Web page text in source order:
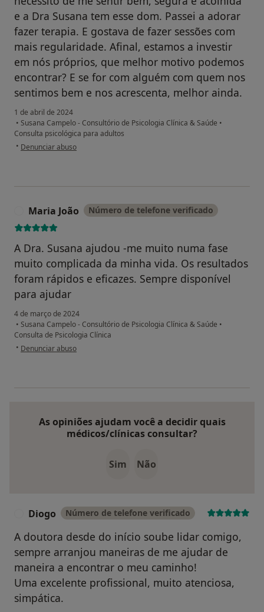
e a Dra Susana tem esse dom. Passei a adorar
fazer terapia. E gostava de fazer sessões com
mais regularidade. Afinal, estamos a investir
em nós próprios, que melhor motivo podemos
encontrar? E se for com alguém com quem nos
sentimos bem e nos acrescenta, melhor ainda.
1 de abril de 2024
• Susana Campelo - Consultório de Psicologia Clínica & Saúde •
Consulta psicológica para adultos
• na opinião do utilizador Joana V.
Denunciar abuso
Maria João Número de telefone verificado
A Dra. Susana ajudou -me muito numa fase
muito complicada da minha vida. Os resultados
foram rápidos e eficazes. Sempre disponível
para ajudar
4 de março de 2024
• Susana Campelo - Consultório de Psicologia Clínica & Saúde •
Consulta de Psicologia Clínica
• na opinião do utilizador Maria João
Denunciar abuso
As opiniões ajudam você a decidir quais
médicos/clínicas consultar?
Sim Não
Diogo Número de telefone verificado
A doutora desde do início soube lidar comigo,
sempre arranjou maneiras de me ajudar de
maneira a encontrar o meu caminho!
Uma excelente profissional, muito atenciosa,
simpática.